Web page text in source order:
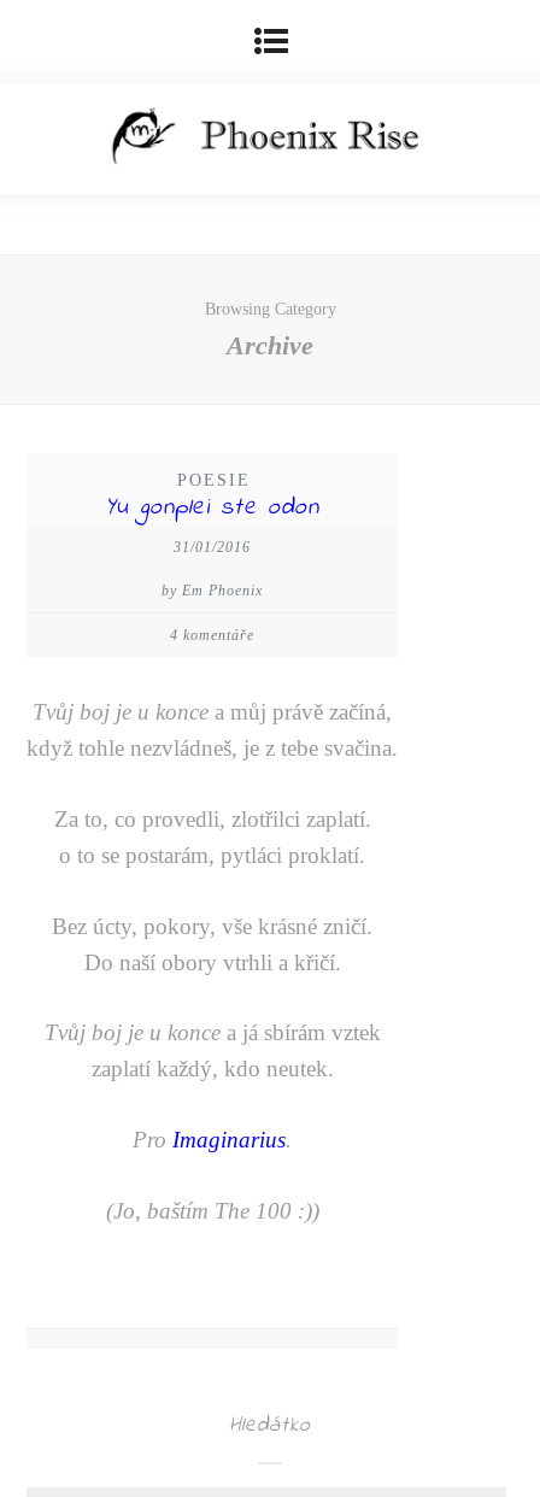
Browsing Category
Archive
POESIE
Yu gonplei ste odon
31/01/2016
by Em Phoenix
4 komentáře
Tvůj boj je u koncea můj právě začíná,
když tohle nezvládneš, je z tebe svačina.
Za to, co provedli, zlotřilci zaplatí.
o to se postarám, pytláci proklatí.
Bez úcty, pokory, vše krásné zničí.
Do naší obory vtrhli a křičí.
Tvůj boj je u konce a já sbírám vztek
zaplatí každý, kdo neutek.
Pro Imaginarius.
(Jo, baštím The 100 :))
Hledátko